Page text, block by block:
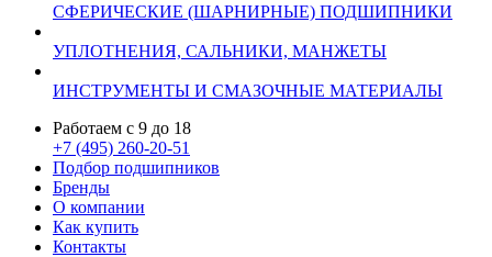
СФЕРИЧЕСКИЕ (ШАРНИРНЫЕ) ПОДШИПНИКИ
УПЛОТНЕНИЯ, САЛЬНИКИ, МАНЖЕТЫ
ИНСТРУМЕНТЫ И СМАЗОЧНЫЕ МАТЕРИАЛЫ
Работаем с 9 до 18
+7 (495) 260-20-51
Подбор подшипников
Бренды
О компании
Как купить
Контакты